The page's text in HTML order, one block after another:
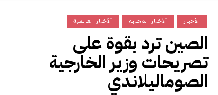
القرن
الأفريقي
ألأخبار العالمية ألأخبار المحلية الأخبار
الصين ترد بقوة على
تصريحات وزير الخارجية
الصوماليلاندي